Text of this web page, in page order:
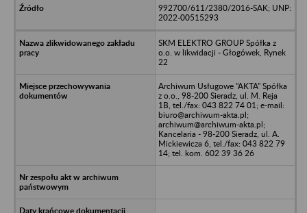
992700/611/2380/2016-SAK; UNP:
2022-00515293
SKM ELEKTRO GROUP Spółka z
o.o. w likwidacji - Głogówek, Rynek
22
Archiwum Usługowe "AKTA" Spółka
z o.o., 98-200 Sieradz, ul. M. Reja
1B, tel./fax: 043 822 74 01; e-mail:
biuro@archiwum-akta.pl;
archiwum@archiwum-akta.pl;
Kancelaria - 98-200 Sieradz, ul. A.
Mickiewicza 6, tel./fax: 043 822 79
14; tel. kom. 602 39 36 26